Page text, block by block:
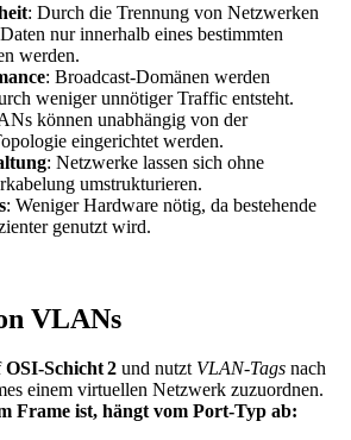
: Durch die Trennung von Netzwerken
nur innerhalb eines bestimmten
werden.
: Broadcast-Domänen werden
weniger unnötiger Traffic entsteht.
können unabhängig von der
eingerichtet werden.
: Netzwerke lassen sich ohne
umstrukturieren.
: Weniger Hardware nötig, da bestehende
genutzt wird.
VLANs
OSI‑Schicht2 und nutzt VLAN‑Tags nach
einem virtuellen Netzwerk zuzuordnen.
Frame ist, hängt vom Port‑Typ ab: